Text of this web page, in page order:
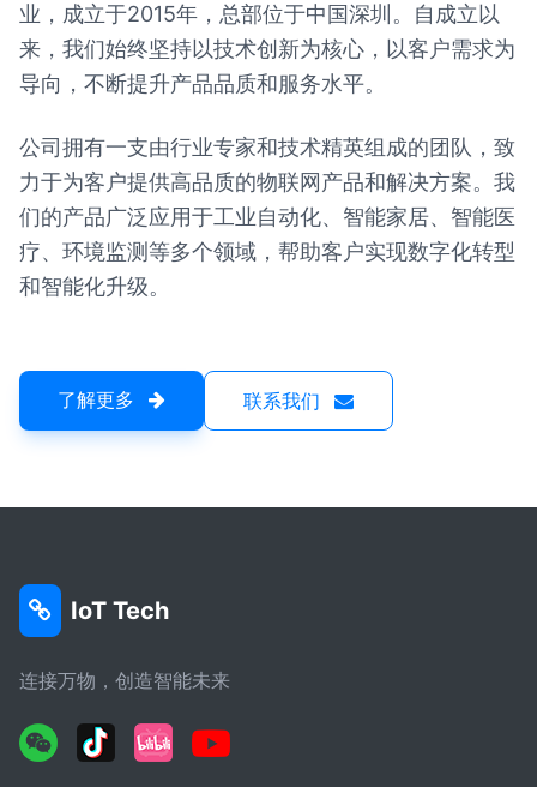
业，成立于2015年，总部位于中国深圳。自成立以
来，我们始终坚持以技术创新为核心，以客户需求为
导向，不断提升产品品质和服务水平。
公司拥有一支由行业专家和技术精英组成的团队，致
力于为客户提供高品质的物联网产品和解决方案。我
们的产品广泛应用于工业自动化、智能家居、智能医
疗、环境监测等多个领域，帮助客户实现数字化转型
和智能化升级。
了解更多 联系我们
IoT Tech
连接万物，创造智能未来